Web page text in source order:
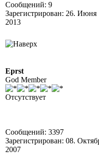
Сообщений: 9
Зарегистрирован: 26. Июня
2013
Eprst
God Member
Отсутствует
Сообщений: 3397
Зарегистрирован: 08.
2007